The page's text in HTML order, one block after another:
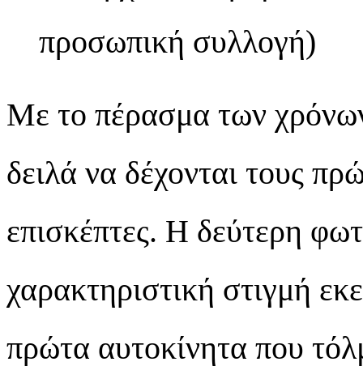
προσωπική συλλογή)
Με το πέρασμα των
δειλά να δέχονται τους
επισκέπτες. Η δεύτερη
χαρακτηριστική στιγμή
πρώτα αυτοκίνητα που